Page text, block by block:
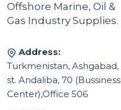
Offshore Marine, Oil &
Gas Industry Supplies.
Address:
Turkmenistan, Ashgabad,
st. Andaliba, 70 (Bussiness
Center),Office 506